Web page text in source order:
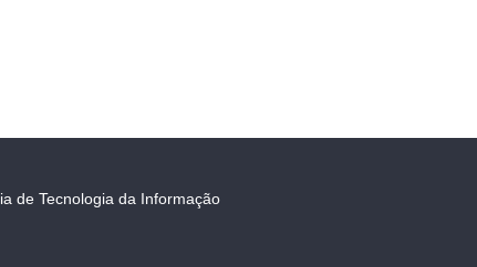
de Tecnologia da Informação